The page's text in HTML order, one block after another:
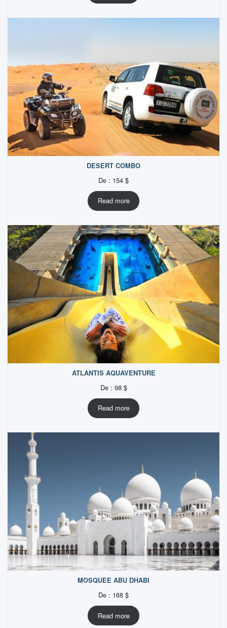
DESERT COMBO
De : 154 $
Read more
ATLANTIS AQUAVENTURE
De : 98 $
Read more
MOSQUEE ABU DHABI
De : 168 $
Read more